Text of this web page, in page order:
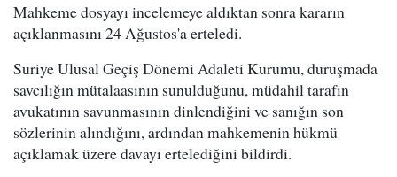
Mahkeme dosyayı incelemeye aldıktan sonra kararın
açıklanmasını 24 Ağustos'a erteledi.
Suriye Ulusal Geçiş Dönemi Adaleti Kurumu, duruşmada
savcılığın mütalaasının sunulduğunu, müdahil tarafın
avukatının savunmasının dinlendiğini ve sanığın son
sözlerinin alındığını, ardından mahkemenin hükmü
açıklamak üzere davayı ertelediğini bildirdi.